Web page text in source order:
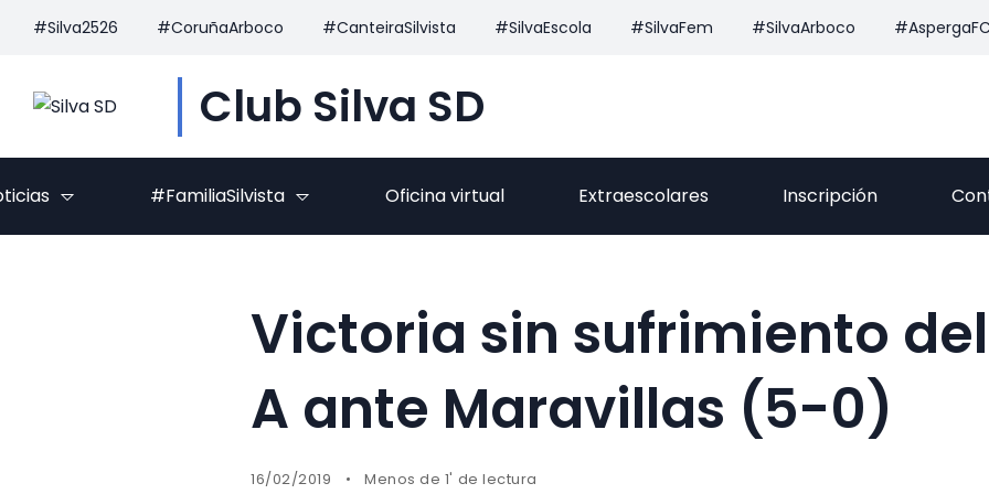
#Silva2526 #CoruñaArboco #CanteiraSilvista #SilvaEscola #SilvaFem #SilvaArboco #AspergaFC
Club Silva SD
#FamiliaSilvista Oficina virtual Extraescolares Inscripción
Victoria sin sufrimiento
A ante Maravillas (5-0)
16/02/2019 Menos de 1' de lectura